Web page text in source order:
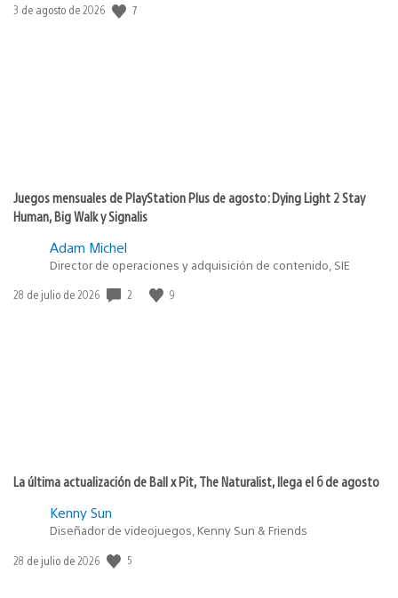
Fecha
3 de agosto de 2026 7
Juegos mensuales de PlayStation Plus de agosto: Dying Light 2 Stay
Human, Big Walk y Signalis
Adam Michel
Director de operaciones y adquisición de contenido, SIE
Fecha
28 de julio de 2026 2 9
La última actualización de Ball x Pit, The Naturalist, llega el 6 de agosto
Kenny Sun
Diseñador de videojuegos, Kenny Sun & Friends
Fecha
28 de julio de 2026 5